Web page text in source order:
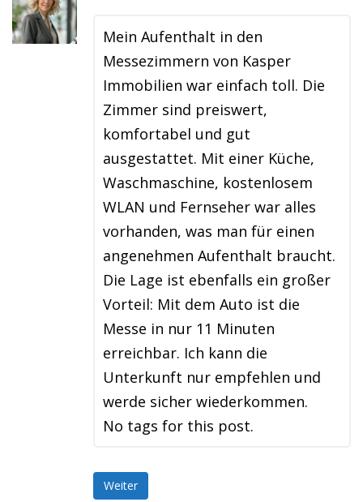
Mein Aufenthalt in den
Messezimmern von Kasper
Immobilien war einfach toll. Die
Zimmer sind preiswert,
komfortabel und gut
ausgestattet. Mit einer Küche,
Waschmaschine, kostenlosem
WLAN und Fernseher war alles
vorhanden, was man für einen
angenehmen Aufenthalt braucht.
Die Lage ist ebenfalls ein großer
Vorteil: Mit dem Auto ist die
Messe in nur 11 Minuten
erreichbar. Ich kann die
Unterkunft nur empfehlen und
werde sicher wiederkommen.
No tags for this post.
Weiter